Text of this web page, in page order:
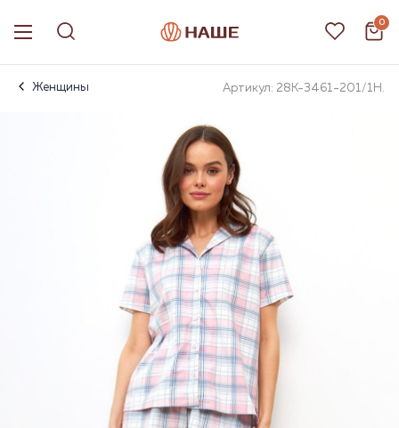
0
Женщины Артикул: 28К-3461-201/1Н.